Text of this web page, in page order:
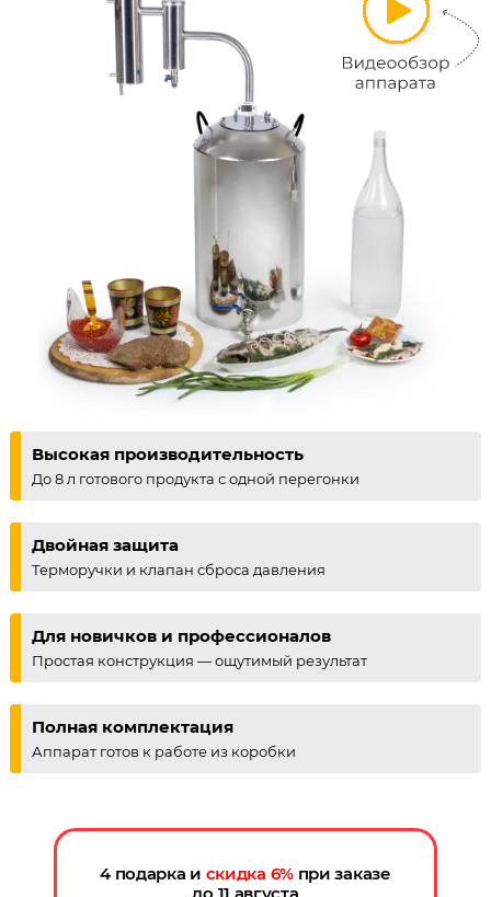
Высокая производительность
До 8 л готового продукта с одной перегонки
Двойная защита
Терморучки и клапан сброса давления
Для новичков и профессионалов
Простая конструкция — ощутимый результат
Полная комплектация
Аппарат готов к работе из коробки
4 подарка и скидка 6%при заказе